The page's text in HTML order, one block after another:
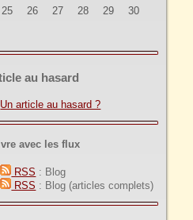
25 26 27 28 29
30
au hasard
Un article au hasard ?
avec les flux
RSS : Blog
RSS : Blog (articles complets)